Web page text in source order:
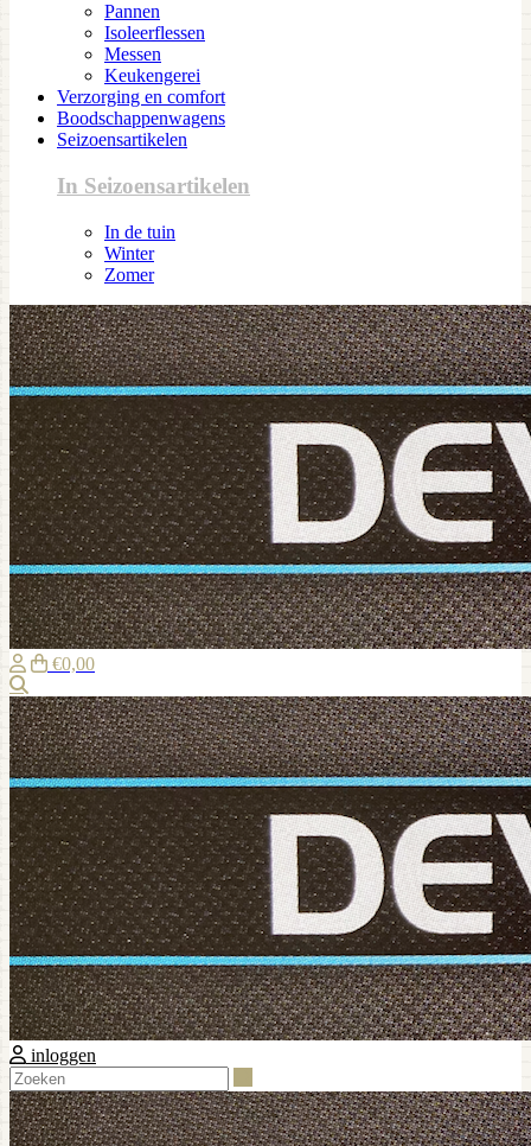
Pannen
Isoleerflessen
Messen
Keukengerei
Verzorging en comfort
Boodschappenwagens
Seizoensartikelen
In Seizoensartikelen
In de tuin
Winter
Zomer
€0,00
inloggen